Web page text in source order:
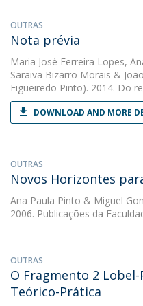
OUTRAS
Nota prévia
Maria José Ferreira Lopes,
Saraiva Bizarro Morais &
Figueiredo Pinto). 2014. Do
DOWNLOAD AND MORE
OUTRAS
Novos Horizontes
Ana Paula Pinto & Miguel
2006. Publicações da
OUTRAS
O Fragmento 2 Lobel-
Teórico-Prática